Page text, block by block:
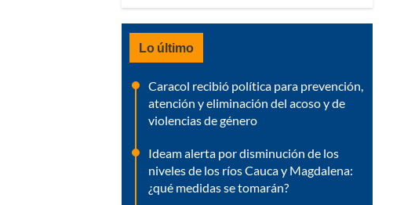
Lo último
Caracol recibió política para prevención,
atención y eliminación del acoso y de
violencias de género
Ideam alerta por disminución de los
niveles de los ríos Cauca y Magdalena:
¿qué medidas se tomarán?